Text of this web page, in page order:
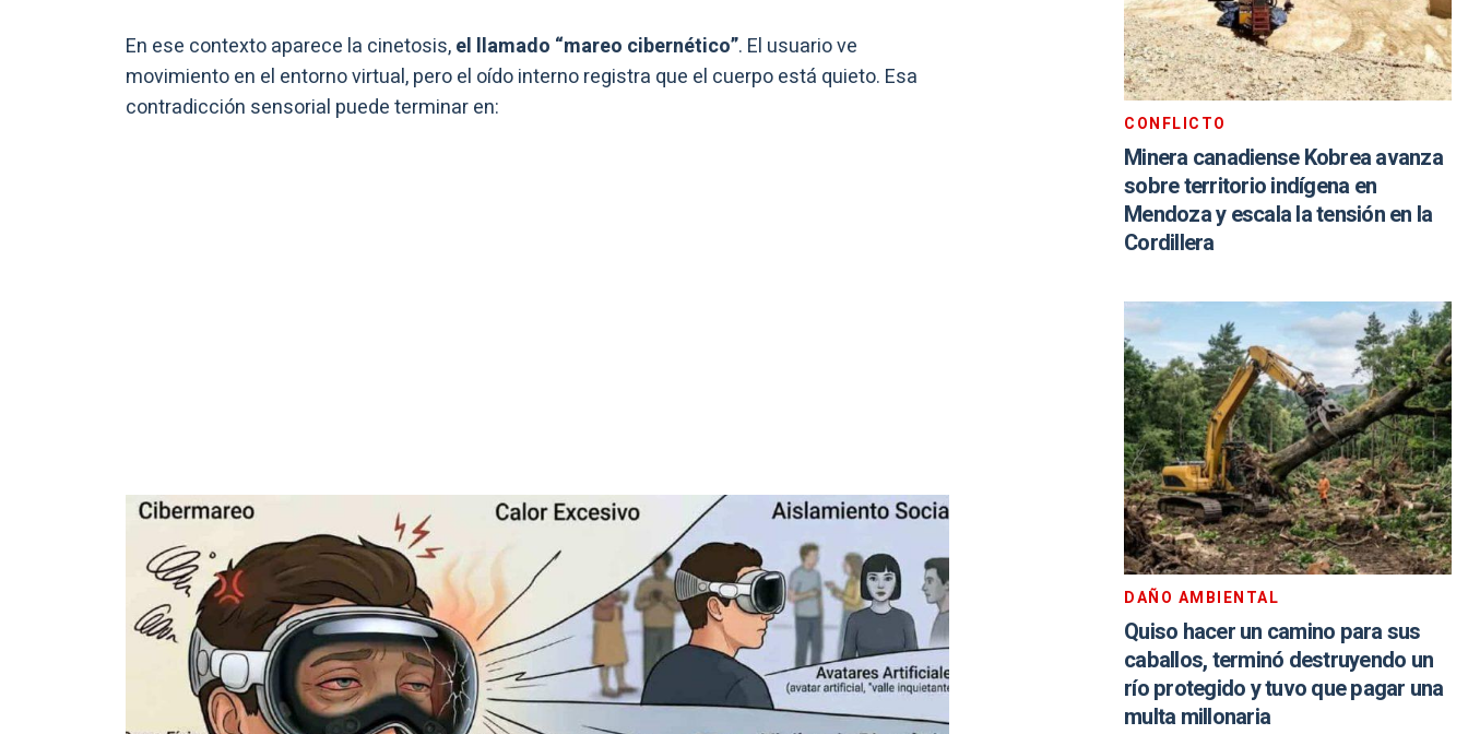
En ese contexto aparece la cinetosis,el llamado “mareo cibernético”. El usuario ve
movimiento en el entorno virtual, pero el oído interno registra que el cuerpo está quieto. Esa
contradicción sensorial puede terminar en:
CONFLICTO
Minera canadiense Kobrea avanza
sobre territorio indígena en
Mendoza y escala la tensión en la
Cordillera
DAÑO AMBIENTAL
Quiso hacer un camino para sus
caballos, terminó destruyendo un
río protegido y tuvo que pagar una
multa millonaria